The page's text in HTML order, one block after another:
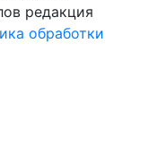
редакция
обработки